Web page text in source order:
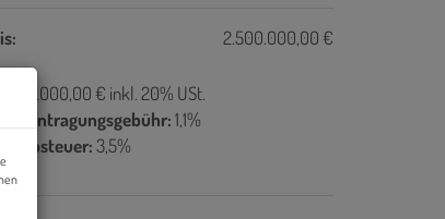
2.500.000,00 €
90.000,00 € inkl. 20% USt.
1,1%
3,5%